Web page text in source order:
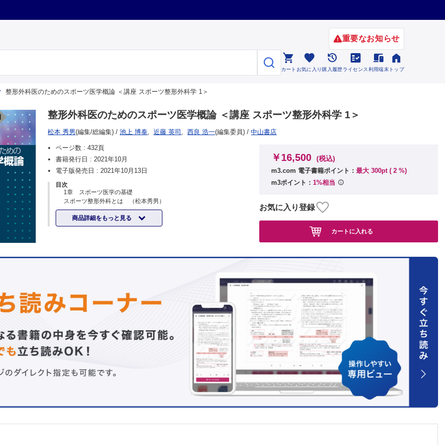
重要なお知らせ

カート

お気に入り

購入履歴

ライセンス

利用端末

トップ
整形外科医のためのスポーツ医学概論 ＜講座 スポーツ整形外科学 1＞
整形外科医のためのスポーツ医学概論 ＜講座 スポーツ整形外科学 1＞
松本 秀男(編集/総編集) /池上 博泰,近藤 英司 ,西良 浩一(編集委員) /中山書店
ページ数 :432頁
書籍発行日 :2021年10月
電子版発売日 :2021年10月13日
目次
1章 スポーツ医学の基礎
スポーツ整形外科とは （松本秀男）
スポーツ生理学（運動生理学）
運動器とスポーツ：骨 （宮本健史）
運動器とスポーツ：筋 （杉浦宏祐，松浦哲也，西良浩一）
成長期とスポーツ （帖佐悦男）
中高年と健康スポーツ （藤本繁夫，小林 茂）
障がい者スポーツ （山田睦雄）
スポーツ心理学 （山本裕二）
スポーツ皮膚科 （辻 雄介，朝比奈昭彦）
反射マーカーによる動作解析 （原藤健吾，伯川聡志，名倉武雄）
ウエアラブル端末による動作解析 （橋本健史）
2章 スポーツ外傷・障害の予防
商品詳細をもっと見る
￥16,500 (税込)
m3.com 電子書籍ポイント： 最大 300pt ( 2 %)
m3ポイント： 1%相当
お気に入り登録
カートに入れる